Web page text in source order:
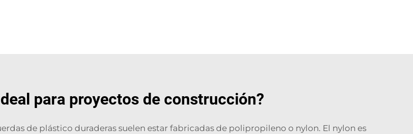
para proyectos de construcción?
de plástico duraderas suelen estar fabricadas de polipropileno o nylon. El nylon es